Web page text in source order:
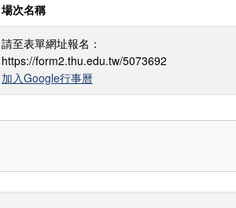
場次名稱
請至表單網址報名：
https://form2.thu.edu.tw/5073692
加入Google行事曆